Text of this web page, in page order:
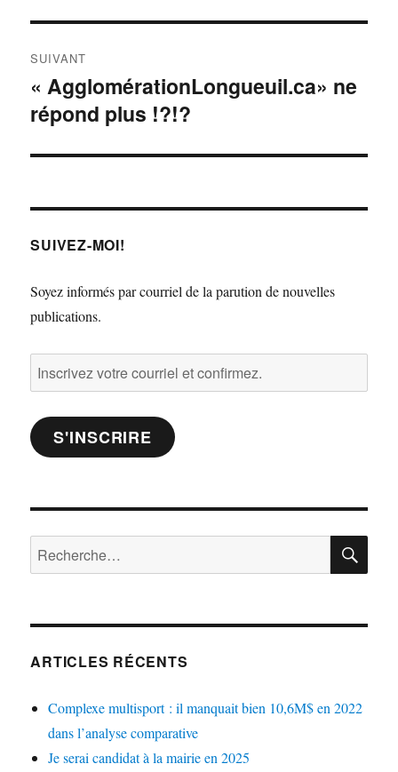
SUIVANT
Article
Suivant :
« AgglomérationLongueuil.ca» ne
répond plus !?!?
SUIVEZ-MOI!
Soyez informés par courriel de la parution de nouvelles
publications.
Inscrivez
votre
courriel
et
S'INSCRIRE
Rechercher :
ARTICLES RÉCENTS
Complexe multisport : il manquait bien 10,6M$ en 2022
dans l’analyse comparative
Je serai candidat à la mairie en 2025